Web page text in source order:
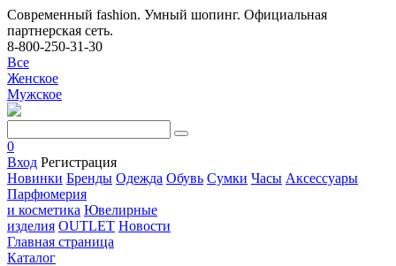
Современный fashion. Умный шопинг. Официальная
партнерская сеть.
8-800-250-31-30
Все
Женское
Мужское
0
Вход Регистрация
Новинки Бренды Одежда Обувь Сумки Часы Аксессуары
Парфюмерия
и косметика Ювелирные
изделия OUTLET Новости
Главная страница
Каталог